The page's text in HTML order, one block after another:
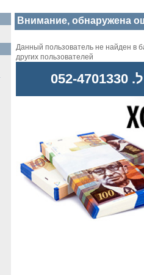
Внимание, обнаружена
Данный пользователь не найден в
других пользователей